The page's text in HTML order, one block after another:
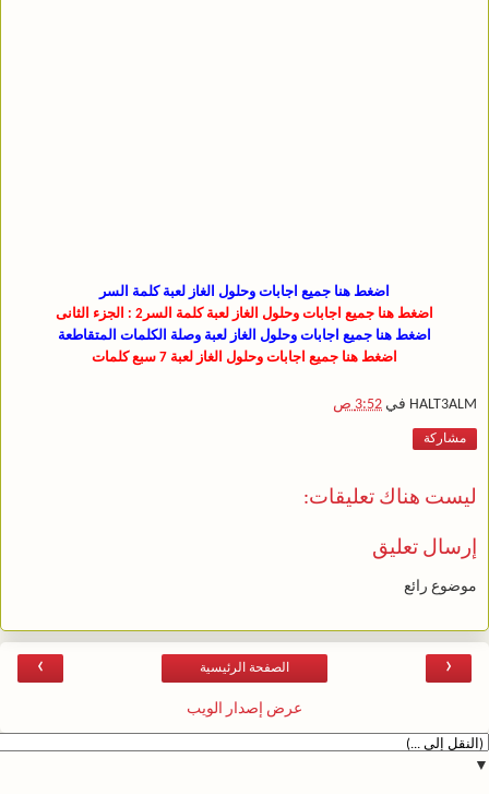
اضغط هنا جميع اجابات وحلول الغاز لعبة كلمة السر
اضغط هنا جميع اجابات وحلول الغاز لعبة كلمة السر2 : الجزء الثانى
اضغط هنا جميع اجابات وحلول الغاز لعبة وصلة الكلمات المتقاطعة
اضغط هنا جميع اجابات وحلول الغاز لعبة 7 سبع كلمات
HALT3ALM في 3:52 ص
مشاركة
ليست هناك تعليقات:
إرسال تعليق
موضوع رائع
‹
› الصفحة الرئيسية
عرض إصدار الويب
▼